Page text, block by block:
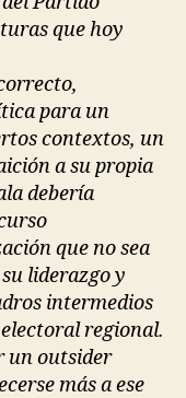
que hoy
para un
contextos, un
a su propia
debería
que no sea
liderazgo y
intermedios
regional.
un outsider
más a ese